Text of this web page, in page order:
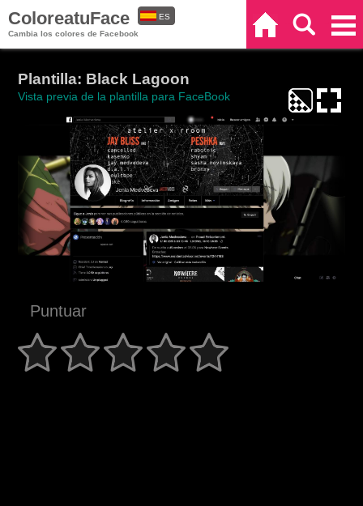
ColoreatuFace
Cambia los colores de Facebook
ES
Plantilla: Black Lagoon
Vista previa de la plantilla para FaceBook
Puntuar